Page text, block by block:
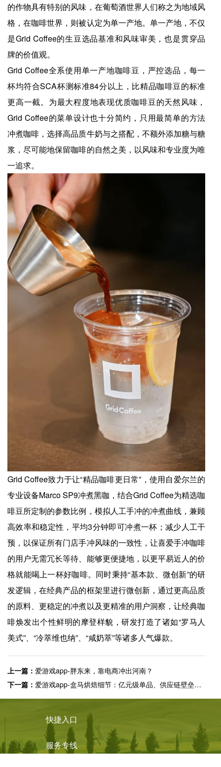
的作物具有特别的风味，在葡萄酒世界人们称之为地域风
格，在咖啡世界，则被认定为单一产地。单一产地，不仅
是Grid Coffee的生豆选品基准和风味审美，也是贯穿品
牌的价值观。
Grid Coffee全系使用单一产地咖啡豆，严控选品，每一
杯均符合SCA杯测标准84分以上，比精品咖啡豆的标准
更高一截。为最大程度地表现优质咖啡豆的天然风味，
Grid Coffee的菜单设计也十分简约，只用最简单的方法
冲煮咖啡，选择高品质牛奶与之搭配，不额外添加糖与糖
浆，尽可能地保留咖啡的自然之美，以风味和专业度为唯
一追求。
Grid Coffee致力于让“精品咖啡更日常”，使用自爱尔兰的
专业设备Marco SP9冲煮黑咖，结合Grid Coffee为精选咖
啡豆所定制的参数比例，模拟人工手冲的冲煮曲线，兼顾
高效率和稳定性，平均3分钟即可冲煮一杯；减少人工干
预，以保证所有门店手冲风味的一致性，让喜爱手冲咖啡
的用户无需冗长等待、能够更便捷地，以更平易近人的价
格就能喝上一杯好咖啡。同时秉持“基本款、微创新”的研
发逻辑，在经典产品的框架里进行微创新，通过更高品质
的原料、更稳定的冲煮以及更精准的用户洞察，让经典咖
啡焕发出个性鲜明的摩登样貌，研发打造了诸如“罗马人
美式”、“冷萃维也纳”、“咸奶萃”等诸多人气爆款。
上一篇： 爱游戏app-胖东来，靠电商冲出河南？
下一篇： 爱游戏app-盒马烘焙细节：亿元级单品、供应链壁垒和复购
快捷入口
服务专线